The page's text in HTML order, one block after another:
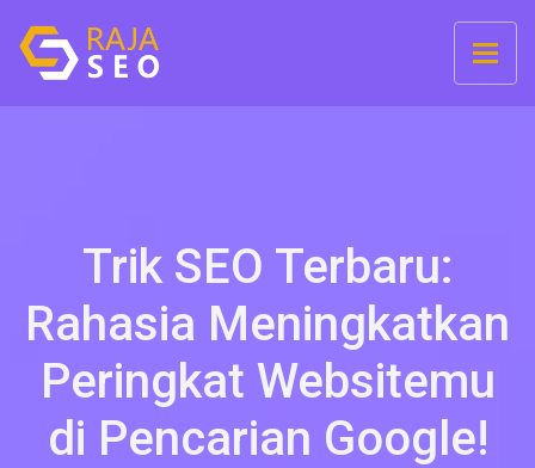
Trik SEO Terbaru:
Rahasia Meningkatkan
Peringkat Websitemu
di Pencarian Google!